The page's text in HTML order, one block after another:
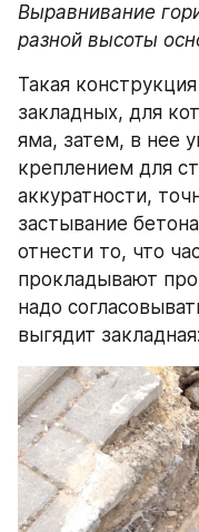
Выравнивание
разной высоты
Такая
закладных, для
яма, затем, в нее
креплением для
аккуратности,
застывание
отнести то, что
прокладывают
надо
выгядит закладная: